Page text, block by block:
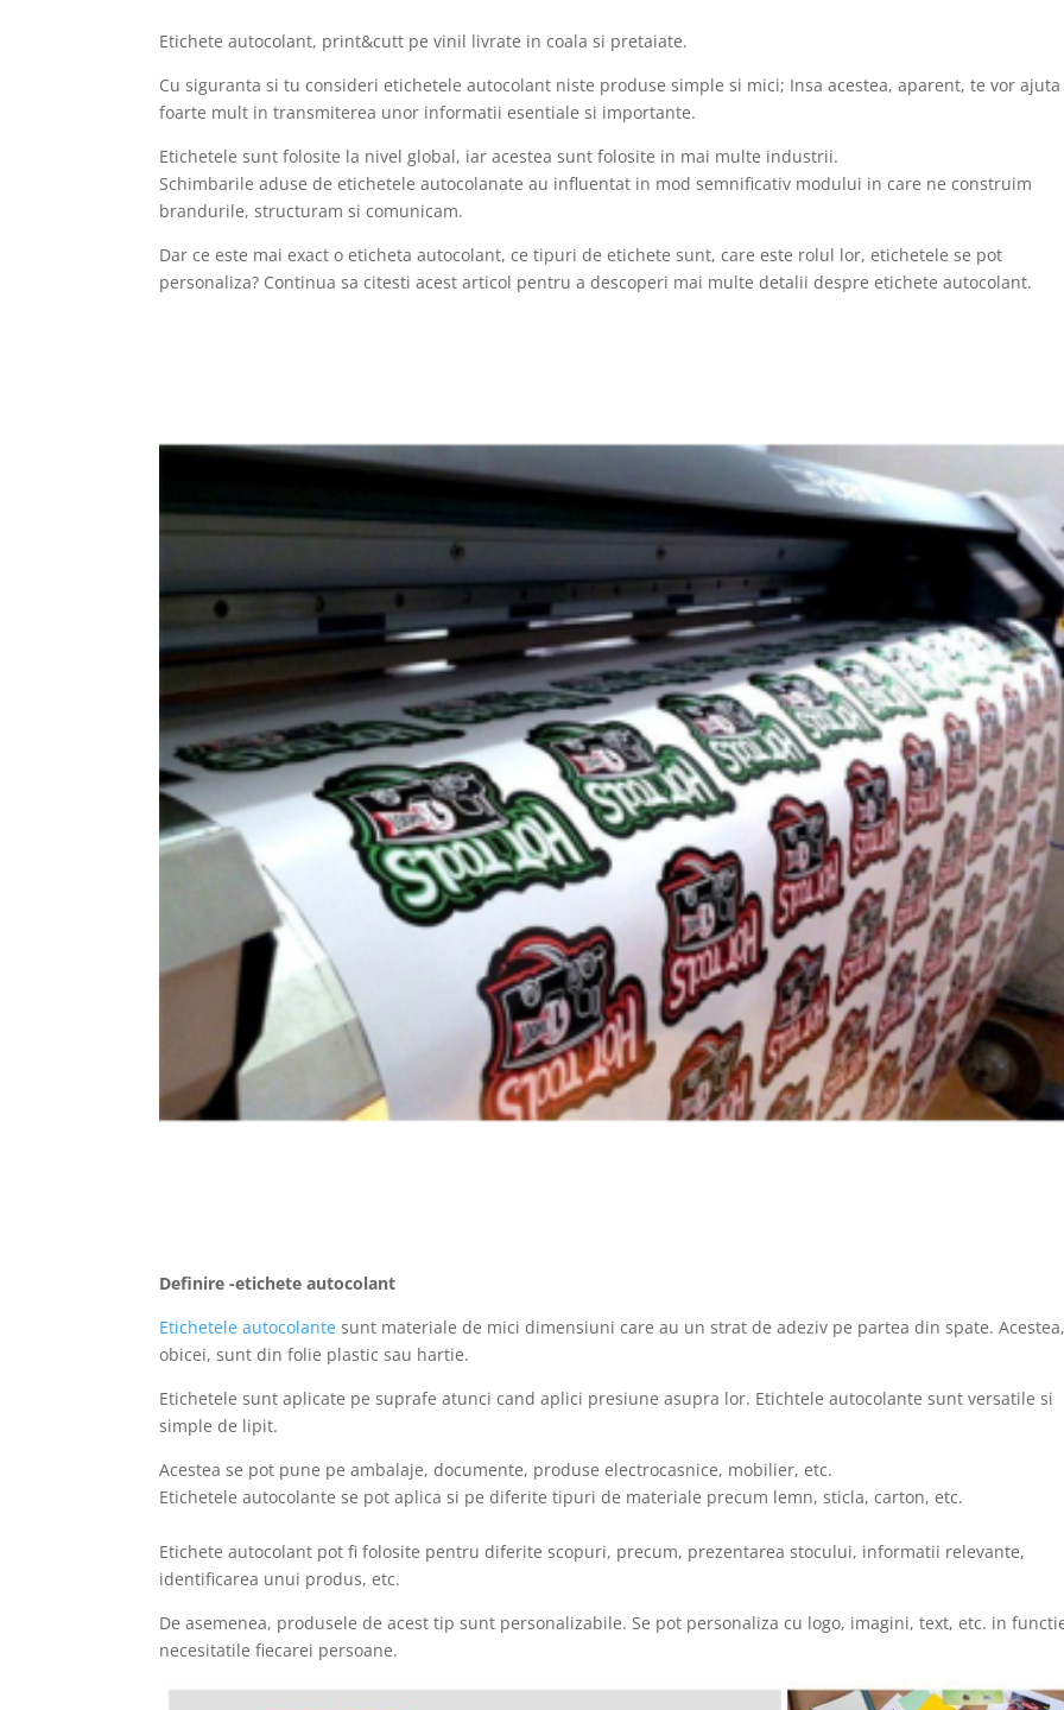
Etichete autocolant, print&cutt pe vinil livrate in coala si pretaiate.
Cu siguranta si tu consideri etichetele autocolant niste produse simple si mici; Insa acestea, aparent, te vor ajuta
foarte mult in transmiterea unor informatii esentiale si importante.
Etichetele sunt folosite la nivel global, iar acestea sunt folosite in mai multe industrii.
Schimbarile aduse de etichetele autocolanate au influentat in mod semnificativ modului in care ne construim
brandurile, structuram si comunicam.
Dar ce este mai exact o eticheta autocolant, ce tipuri de etichete sunt, care este rolul lor, etichetele se pot
personaliza? Continua sa citesti acest articol pentru a descoperi mai multe detalii despre etichete autocolant.
Definire -etichete autocolant
Etichetele autocolante sunt materiale de mici dimensiuni care au un strat de adeziv pe partea din spate.
obicei, sunt din folie plastic sau hartie.
Etichetele sunt aplicate pe suprafe atunci cand aplici presiune asupra lor. Etichtele autocolante sunt versatile si
simple de lipit.
Acestea se pot pune pe ambalaje, documente, produse electrocasnice, mobilier, etc.
Etichetele autocolante se pot aplica si pe diferite tipuri de materiale precum lemn, sticla, carton, etc.
Etichete autocolant pot fi folosite pentru diferite scopuri, precum, prezentarea stocului, informatii relevante,
identificarea unui produs, etc.
De asemenea, produsele de acest tip sunt personalizabile. Se pot personaliza cu logo, imagini, text, etc. in
necesitatile fiecarei persoane.